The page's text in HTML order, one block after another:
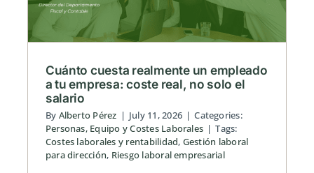
Cuánto cuesta realmente un empleado
a tu empresa: coste real, no solo el
salario
By Alberto Pérez | July 11, 2026 | Categories:
Personas, Equipo y Costes Laborales | Tags:
Costes laborales y rentabilidad, Gestión laboral
para dirección, Riesgo laboral empresarial